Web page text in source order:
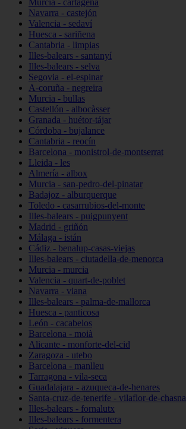
Murcia - cartagena
Navarra - castejón
Valencia - sedaví
Huesca - sariñena
Cantabria - limpias
Illes-balears - santanyí
Illes-balears - selva
Segovia - el-espinar
A-coruña - negreira
Murcia - bullas
Castellón - albocàsser
Granada - huétor-tájar
Córdoba - bujalance
Cantabria - reocín
Barcelona - monistrol-de-montserrat
Lleida - les
Almería - albox
Murcia - san-pedro-del-pinatar
Badajoz - alburquerque
Toledo - casarrubios-del-monte
Illes-balears - puigpunyent
Madrid - griñón
Málaga - istán
Cádiz - benalup-casas-viejas
Illes-balears - ciutadella-de-menorca
Murcia - murcia
Valencia - quart-de-poblet
Navarra - viana
Illes-balears - palma-de-mallorca
Huesca - panticosa
León - cacabelos
Barcelona - moià
Alicante - monforte-del-cid
Zaragoza - utebo
Barcelona - manlleu
Tarragona - vila-seca
Guadalajara - azuqueca-de-henares
Santa-cruz-de-tenerife - vilaflor-de-chasna
Illes-balears - fornalutx
Illes-balears - formentera